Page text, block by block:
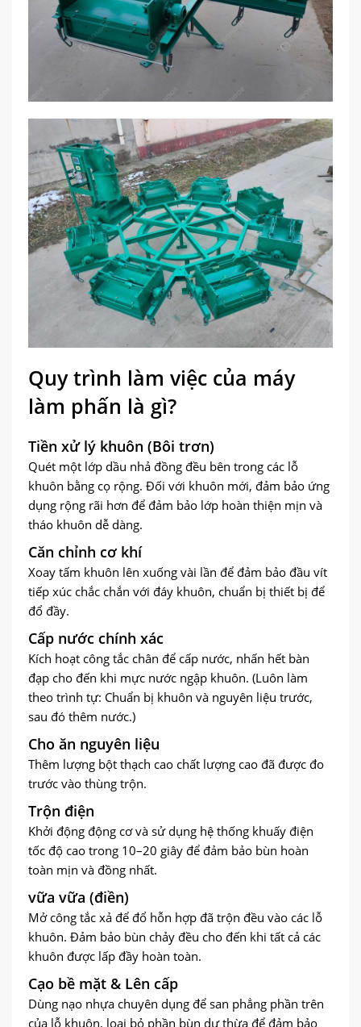
Quy trình làm việc của máy
làm phấn là gì?
Tiền xử lý khuôn (Bôi trơn)
Quét một lớp dầu nhả đồng đều bên trong các lỗ
khuôn bằng cọ rộng. Đối với khuôn mới, đảm bảo ứng
dụng rộng rãi hơn để đảm bảo lớp hoàn thiện mịn và
tháo khuôn dễ dàng.
Căn chỉnh cơ khí
Xoay tấm khuôn lên xuống vài lần để đảm bảo đầu vít
tiếp xúc chắc chắn với đáy khuôn, chuẩn bị thiết bị để
đổ đầy.
Cấp nước chính xác
Kích hoạt công tắc chân để cấp nước, nhấn hết bàn
đạp cho đến khi mực nước ngập khuôn. (Luôn làm
theo trình tự: Chuẩn bị khuôn và nguyên liệu trước,
sau đó thêm nước.)
Cho ăn nguyên liệu
Thêm lượng bột thạch cao chất lượng cao đã được đo
trước vào thùng trộn.
Trộn điện
Khởi động động cơ và sử dụng hệ thống khuấy điện
tốc độ cao trong 10–20 giây để đảm bảo bùn hoàn
toàn mịn và đồng nhất.
vữa vữa (điền)
Mở công tắc xả để đổ hỗn hợp đã trộn đều vào các lỗ
khuôn. Đảm bảo bùn chảy đều cho đến khi tất cả các
khuôn được lấp đầy hoàn toàn.
Cạo bề mặt & Lên cấp
Dùng nạo nhựa chuyên dụng để san phẳng phần trên
của lỗ khuôn, loại bỏ phần bùn dư thừa để đảm bảo